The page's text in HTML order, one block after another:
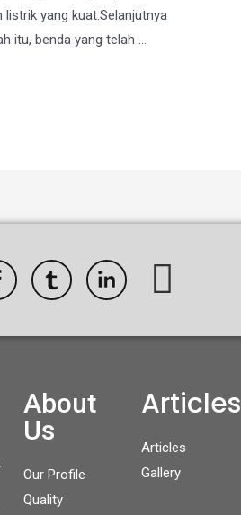
yang kuat.Selanjutnya
itu, benda yang telah …
About
Us
Our Profile
Quality
Articles
Articles
Gallery